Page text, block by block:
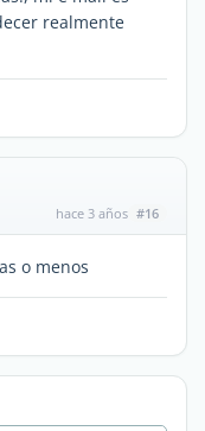
realmente
hace 3 años #16
o menos